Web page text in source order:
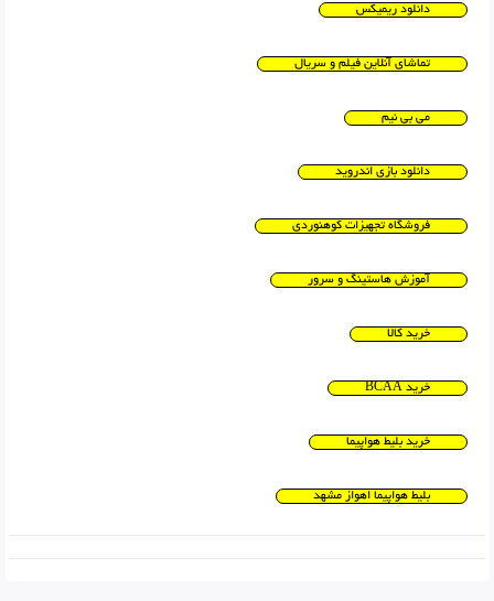
دانلود ریمیکس
تماشای آنلاین فیلم و سریال
می بی نیم
دانلود بازی اندروید
فروشگاه تجهیزات کوهنوردی
آموزش هاستینگ و سرور
خرید کالا
خرید BCAA
خرید بلیط هواپیما
بلیط هواپیما اهواز مشهد